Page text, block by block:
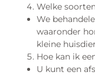
Welke
We
waaronder
kleine
Hoe kan ik
U kunt een